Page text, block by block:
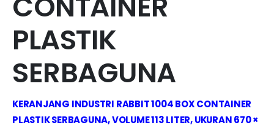
PLASTIK
SERBAGUNA
KERANJANG INDUSTRI RABBIT 1004 BOX CONTAINER
PLASTIK SERBAGUNA, VOLUME 113 LITER, UKURAN 670 ×